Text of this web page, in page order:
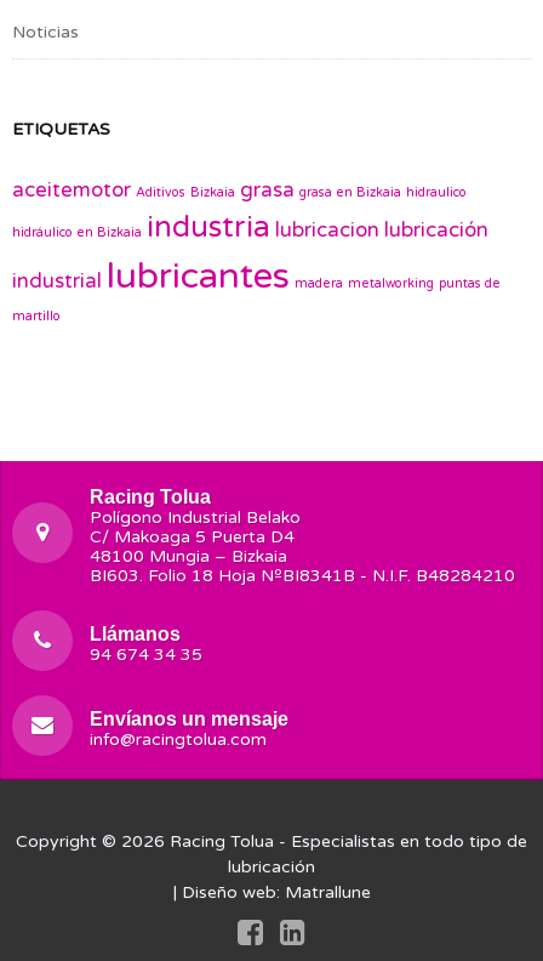
Noticias
ETIQUETAS
aceitemotor Aditivos Bizkaia grasa grasa en Bizkaia hidraulico
hidráulico en Bizkaia industria lubricacion lubricación
industrial lubricantes madera metalworking puntas de
martillo
Racing Tolua
Polígono Industrial Belako
C/ Makoaga 5 Puerta D4
48100 Mungia – Bizkaia
BI603. Folio 18 Hoja NºBI8341B - N.I.F. B48284210
Llámanos
94 674 34 35
Envíanos un mensaje
info@racingtolua.com
Copyright © 2026 Racing Tolua - Especialistas en todo tipo de
lubricación
| Diseño web: Matrallune